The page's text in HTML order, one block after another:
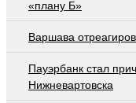
«плану Б»
Варшава
Пауэрбанк стал
Нижневартовска